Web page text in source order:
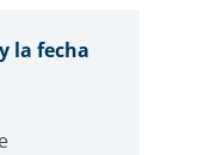
la fecha